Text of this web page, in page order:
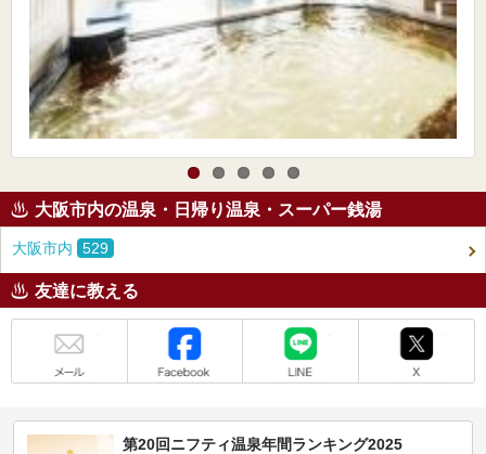
大阪市内の温泉・日帰り温泉・スーパー銭湯
大阪市内 529
友達に教える
第20回ニフティ温泉年間ランキング2025